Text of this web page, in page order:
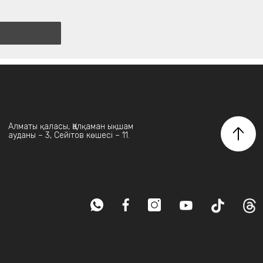
Алматы қаласы, Қалқаман ықшам
ауданы – 3, Сейітов көшесі – 11.